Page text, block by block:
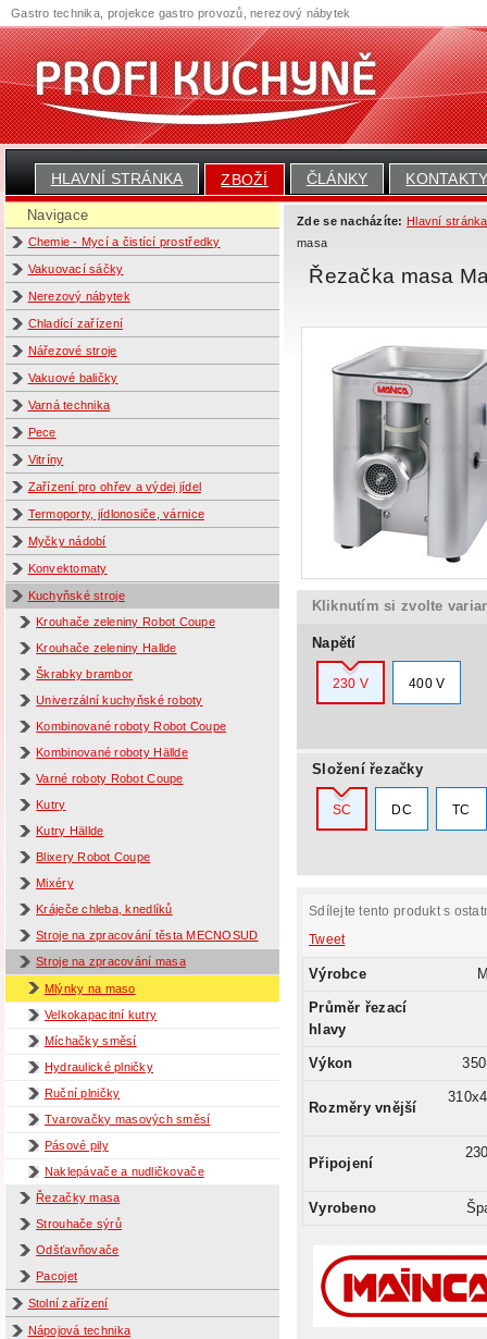
HLAVNÍ STRÁNKA ZBOŽÍ ČLÁNKY
Navigace
Chemie - Mycí a čistící prostředky
Vakuovací sáčky
Nerezový nábytek
Chladící zařízení
Nářezové stroje
Vakuové baličky
Varná technika
Pece
Vitríny
Zařízení pro ohřev a výdej jídel
Termoporty, jídlonosiče, várnice
Myčky nádobí
Konvektomaty
Kuchyňské stroje
Krouhače zeleniny Robot Coupe
Krouhače zeleniny Hallde
Škrabky brambor
Univerzální kuchyňské roboty
Kombinované roboty Robot Coupe
Kombinované roboty Hällde
Varné roboty Robot Coupe
Kutry
Kutry Hällde
Blixery Robot Coupe
Mixéry
Kráječe chleba, knedlíků
Stroje na zpracování těsta MECNOSUD
Stroje na zpracování masa
Mlýnky na maso
Velkokapacitní kutry
Míchačky směsí
Hydraulické plničky
Ruční plničky
Tvarovačky masových směsí
Pásové pily
Naklepávače a nudličkovače
Řezačky masa
Strouhače sýrů
Odšťavňovače
Pacojet
Stolní zařízení
Nápojová technika
Zde se nacházíte: Hlavní stránka
masa
Řezačka masa
Kliknutím si zvolte
Napětí
230 V 400 V
Složení řezačky
SC DC TC
Sdílejte tento produkt s
Tweet
Výrobce
Průměr řezací
hlavy
Výkon
Rozměry vnější
Připojení
Vyrobeno
Gastro technika, projekce gastro provozů, nerezový nábytek